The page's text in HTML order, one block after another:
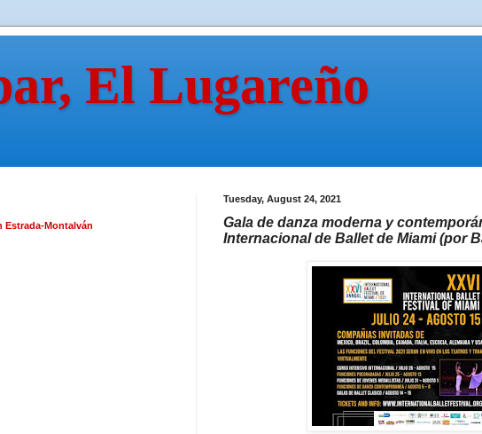
El Lugareño
Tuesday, August 24, 2021
Gala de danza moderna y
Internacional de Ballet de Miami (por
Estrada-Montalván